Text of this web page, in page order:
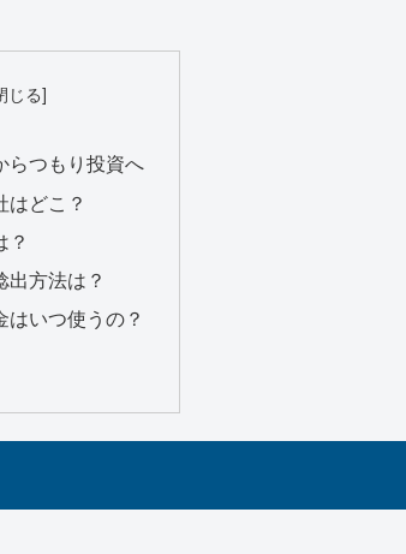
らつもり投資へ
はどこ？
？
出方法は？
はいつ使うの？